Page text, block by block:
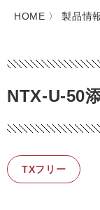
HOME 〉 製品情
NTX-U-50
TXフリー